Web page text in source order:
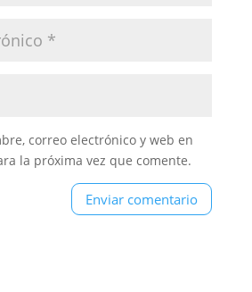
correo electrónico y web en
la próxima vez que comente.